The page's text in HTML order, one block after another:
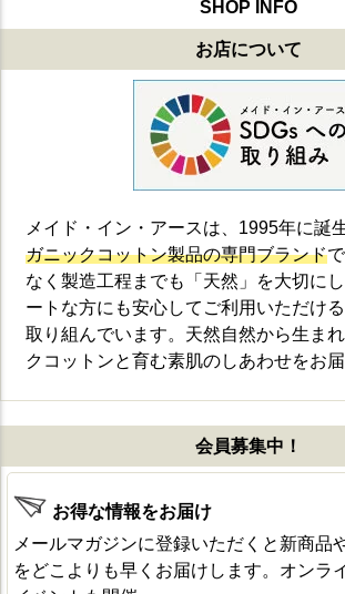
SHOP INFO